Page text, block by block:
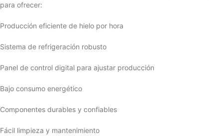
para ofrecer:
Producción eficiente de hielo por hora
Sistema de refrigeración robusto
Panel de control digital para ajustar producción
Bajo consumo energético
Componentes durables y confiables
Fácil limpieza y mantenimiento